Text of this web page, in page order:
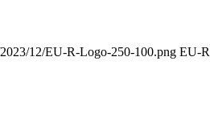
12/EU-R-Logo-250-100.png EU-R